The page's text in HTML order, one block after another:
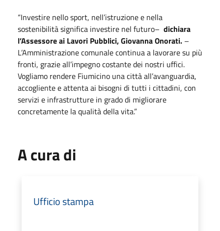
“Investire nello sport, nell’istruzione e nella
sostenibilità significa investire nel futuro– dichiara
l’Assessore ai Lavori Pubblici, Giovanna Onorati. –
L’Amministrazione comunale continua a lavorare su più
fronti, grazie all’impegno costante dei nostri uffici.
Vogliamo rendere Fiumicino una città all’avanguardia,
accogliente e attenta ai bisogni di tutti i cittadini, con
servizi e infrastrutture in grado di migliorare
concretamente la qualità della vita.”
A cura di
Ufficio stampa